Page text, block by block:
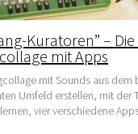
Kuratoren” –
mit Apps
mit Sounds aus dem
Umfeld erstellen, mit der
vier verschiedene